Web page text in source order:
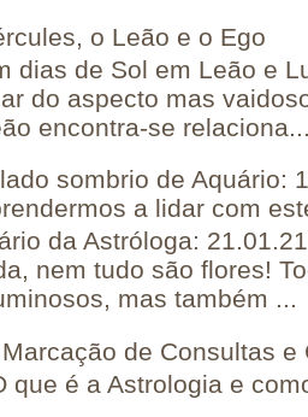
o Leão e o Ego
dias de Sol em Leão e
do aspecto mas
encontra-se
sombrio de Aquário:
a lidar com
da Astróloga:
nem tudo são flores!
mas também ...
de Consultas e
que é a Astrologia e